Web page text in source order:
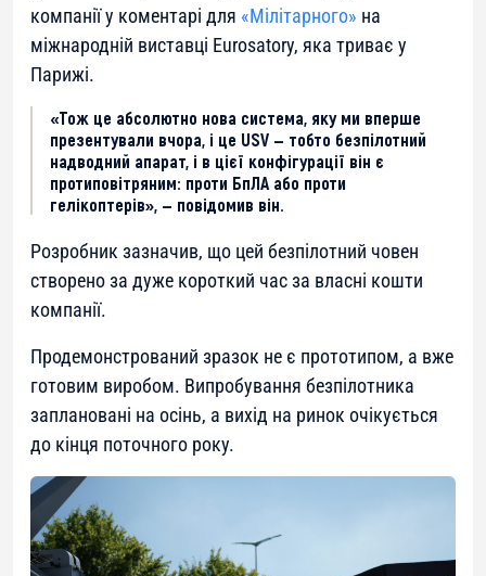
компанії у коментарі для «Мілітарного» на
міжнародній виставці Eurosatory, яка триває у
Парижі.
«Тож це абсолютно нова система, яку ми вперше
презентували вчора, і це USV — тобто безпілотний
надводний апарат, і в цієї конфігурації він є
протиповітряним: проти БпЛА або проти
гелікоптерів», — повідомив він.
Розробник зазначив, що цей безпілотний човен
створено за дуже короткий час за власні кошти
компанії.
Продемонстрований зразок не є прототипом, а вже
готовим виробом. Випробування безпілотника
заплановані на осінь, а вихід на ринок очікується
до кінця поточного року.